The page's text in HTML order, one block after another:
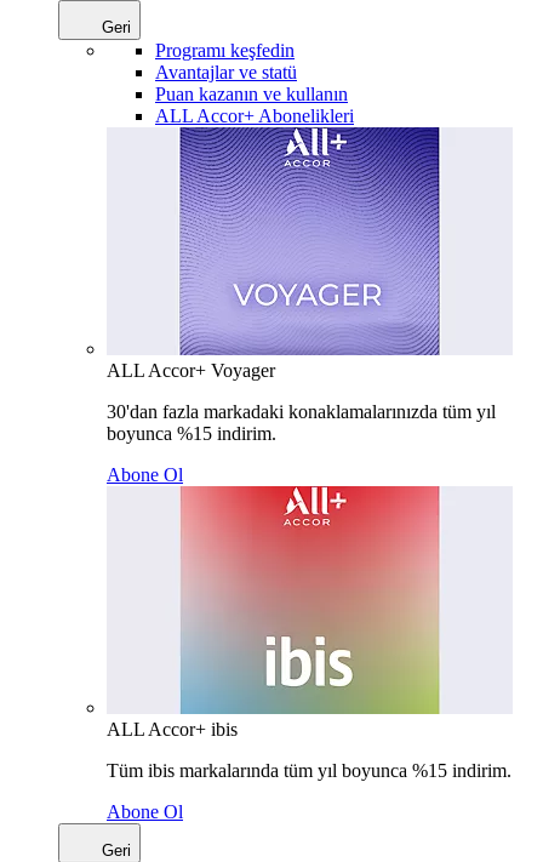
Geri
Programı keşfedin
Avantajlar ve statü
Puan kazanın ve kullanın
ALL Accor+ Abonelikleri
ALL Accor+ Voyager
30'dan fazla markadaki konaklamalarınızda tüm yıl
boyunca %15 indirim.
Abone Ol
ALL Accor+ ibis
Tüm ibis markalarında tüm yıl boyunca %15 indirim.
Abone Ol
Geri